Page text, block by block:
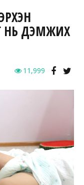
НЬ ДЭМЖИХ
11,999